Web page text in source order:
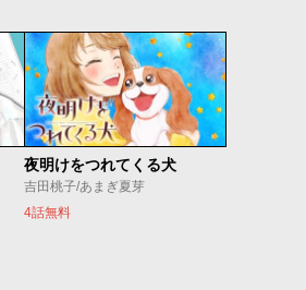
夜明けをつれてくる犬
吉田桃子/あまぎ夏芽
4話無料